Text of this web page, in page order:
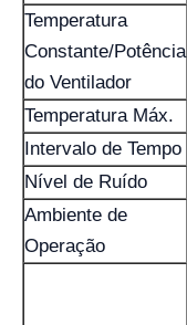
Temperatura
Constante/Potência
do Ventilador
Temperatura Máx.
Intervalo de Tempo
Nível de Ruído
Ambiente de
Operação